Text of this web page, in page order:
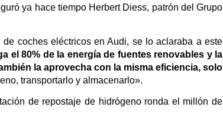
ya hace tiempo Herbert Diess, patrón del Grupo
coches eléctricos en Audi, se lo aclaraba a este
el 80% de la energía de fuentes renovables y la
la aprovecha con la misma eficiencia, solo
transportarlo y almacenarlo».
de repostaje de hidrógeno ronda el millón de